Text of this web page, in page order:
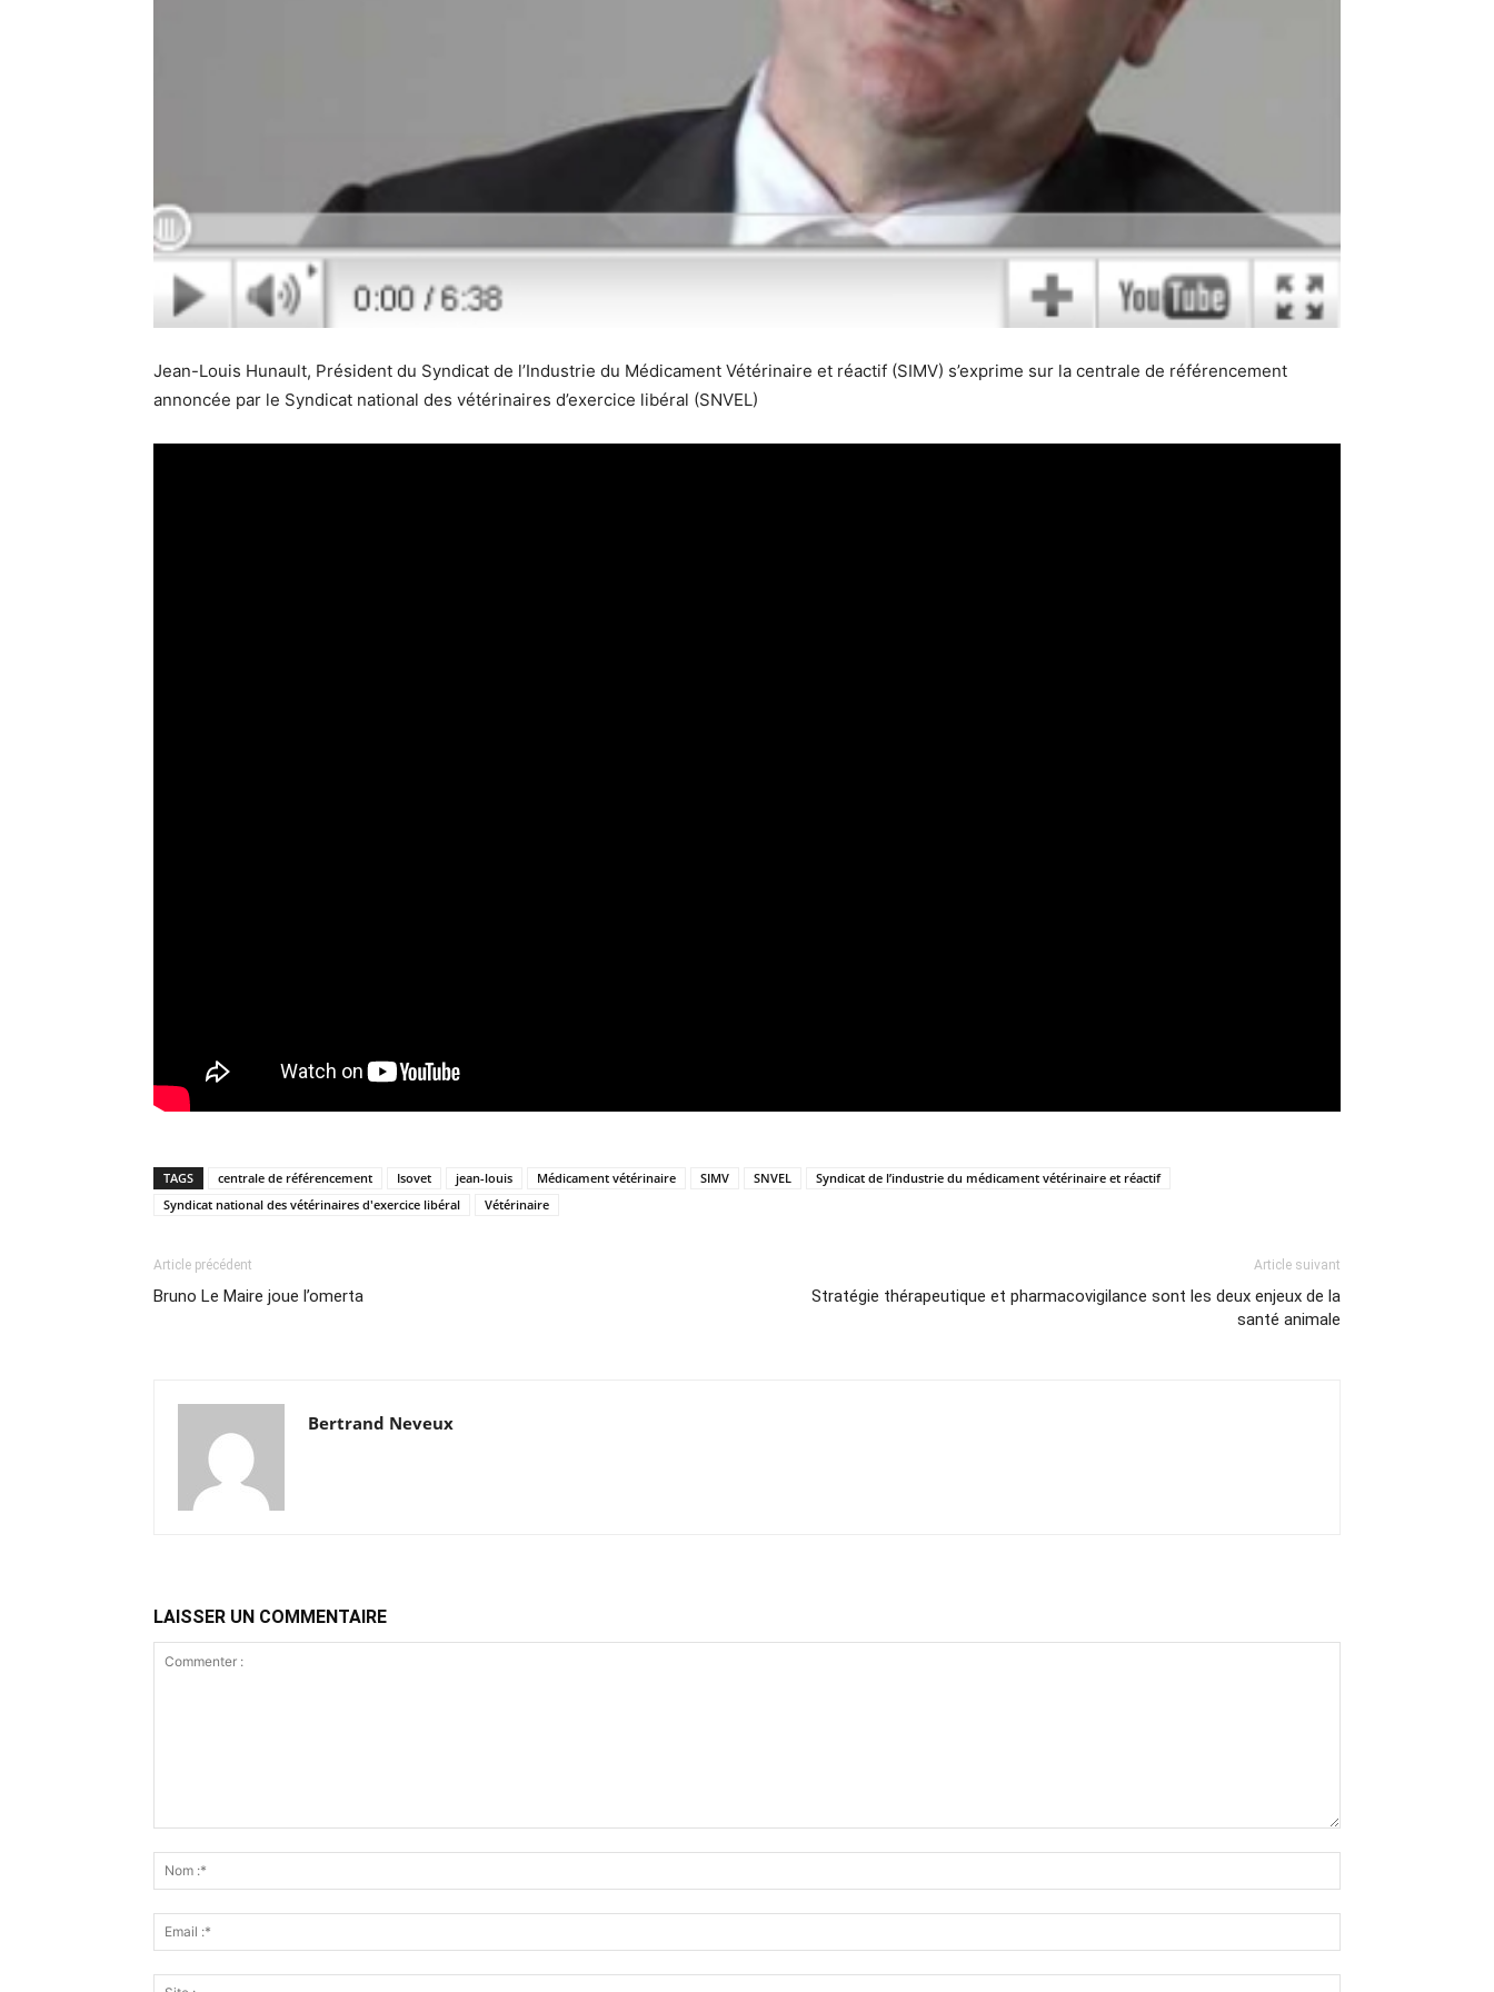
Jean-Louis Hunault, Président du Syndicat de l’Industrie du Médicament Vétérinaire et réactif (SIMV) s’exprime sur la centrale de référencement
annoncée par le Syndicat national des vétérinaires d’exercice libéral (SNVEL)
TAGS centrale de référencement Isovet jean-louis Médicament vétérinaire SIMV SNVEL
Syndicat de l’industrie du médicament vétérinaire et réactif
Syndicat national des vétérinaires d'exercice libéral
Vétérinaire
Article précédent
Bruno Le Maire joue l’omerta
Article suivant
Stratégie thérapeutique et pharmacovigilance sont les deux enjeux de la
santé animale
Bertrand Neveux
LAISSER UN COMMENTAIRE